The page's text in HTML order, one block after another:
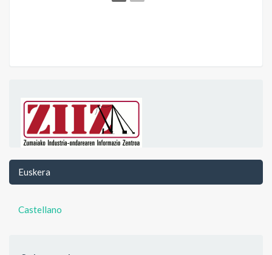
Euskera
Castellano